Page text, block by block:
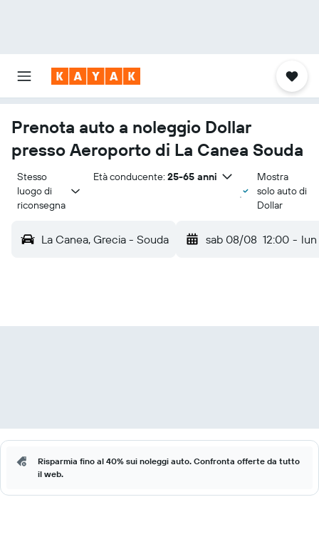
Prenota auto a noleggio Dollar
presso Aeroporto di La Canea Souda
Stesso
luogo di
riconsegna
Età conducente: 25-65 anni
Mostra
solo auto di
Dollar
La Canea, Grecia - Souda sab 08/08 12:00 -
Risparmia fino al 40% sui noleggi auto. Confronta offerte da tutto
il web.